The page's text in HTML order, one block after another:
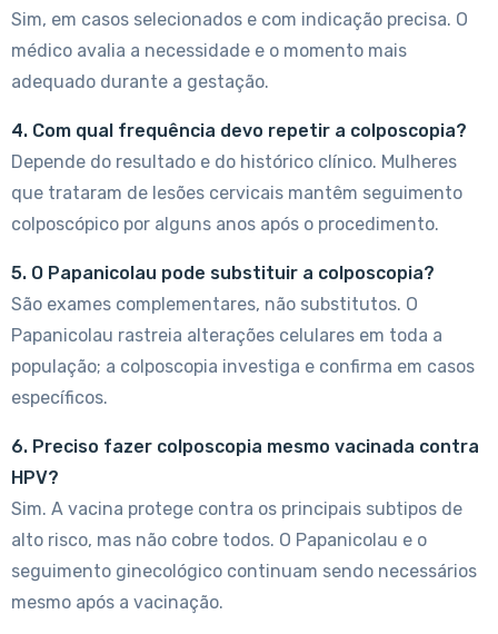
Sim, em casos selecionados e com indicação precisa. O
médico avalia a necessidade e o momento mais
adequado durante a gestação.
4. Com qual frequência devo repetir a colposcopia?
Depende do resultado e do histórico clínico. Mulheres
que trataram de lesões cervicais mantêm seguimento
colposcópico por alguns anos após o procedimento.
5. O Papanicolau pode substituir a colposcopia?
São exames complementares, não substitutos. O
Papanicolau rastreia alterações celulares em toda a
população; a colposcopia investiga e confirma em casos
específicos.
6. Preciso fazer colposcopia mesmo vacinada contra
HPV?
Sim. A vacina protege contra os principais subtipos de
alto risco, mas não cobre todos. O Papanicolau e o
seguimento ginecológico continuam sendo necessários
mesmo após a vacinação.